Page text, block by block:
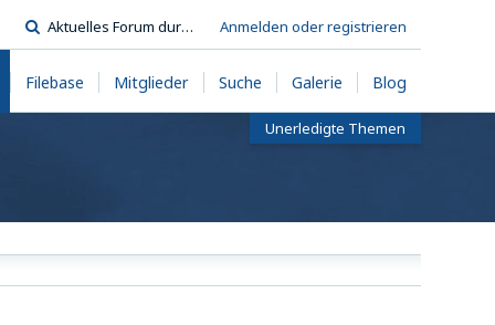
Anmelden oder registrieren
Unerledigte Themen
Filebase Mitglieder Suche Galerie Blog